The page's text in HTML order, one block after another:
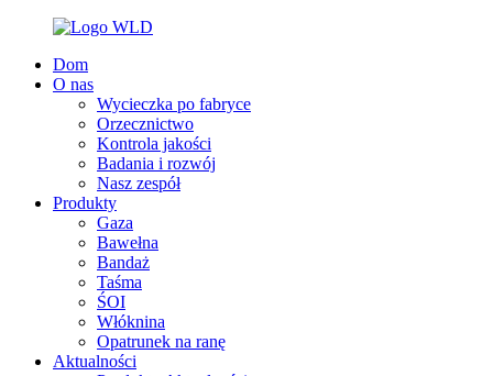
Dom
O nas
Wycieczka po fabryce
Orzecznictwo
Kontrola jakości
Badania i rozwój
Nasz zespół
Produkty
Gaza
Bawełna
Bandaż
Taśma
ŚOI
Włóknina
Opatrunek na ranę
Aktualności